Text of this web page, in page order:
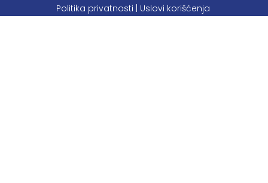
Politika privatnosti | Uslovi korišćenja